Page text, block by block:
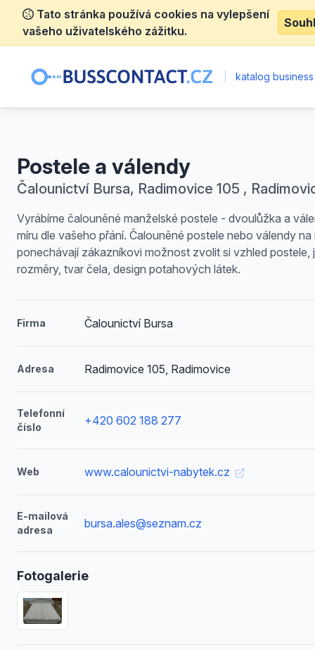
Tato stránka používá cookies na vylepšení
vašeho uživatelského zážitku.
katalog
Postele a válendy
Čalounictví Bursa, Radimovice 105 ,
Vyrábíme čalouněné manželské postele - dvoulůžka a
míru dle vašeho přání. Čalouněné postele nebo válendy na
ponechávají zákazníkovi možnost zvolit si vzhled postele,
rozměry, tvar čela, design potahových látek.
Firma Čalounictví Bursa
Adresa Radimovice 105, Radimovice
Telefonní
číslo
+420 602 188 277
Web www.calounictvi-nabytek.cz
E-mailová
adresa
bursa.ales@seznam.cz
Fotogalerie